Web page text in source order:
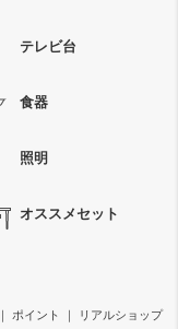
テレビ台
食器
照明
オススメセット
｜ ポイント ｜ リアルショップ